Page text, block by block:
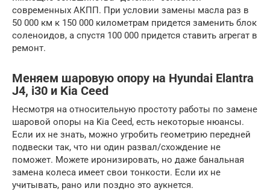
современных АКПП. При условии замены масла раз в
50 000 км к 150 000 километрам придется заменить блок
соленоидов, а спустя 100 000 придется ставить агрегат в
ремонт.
Меняем шаровую опору на Hyundai Elantra
J4, i30 и Kia Ceed
Несмотря на относительную простоту работы по замене
шаровой опоры на Kia Ceed, есть некоторые нюансы.
Если их не знать, можно угробить геометрию передней
подвески так, что ни один развал/схождение не
поможет. Можете иронизировать, но даже банальная
замена колеса имеет свои тонкости. Если их не
учитывать, рано или поздно это аукнется.